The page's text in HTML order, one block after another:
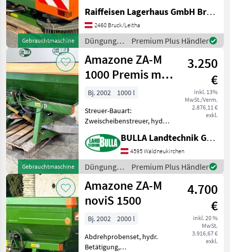
Gebrauchtmaschine
Bearbeitete Fläche in ha:
950; Behältervolumen:
2500; Arbeitsbreite: 36;
Bauart: Angebaut;
Antriebsart: Mec
Raiffeisen Lagerhaus GmbH Bruck/Leitha
2460 Bruck/Leitha
Düngung
und
Beregnung
/ Amazone
Premium Plus Händler
Gebrauchtmaschine
Amazone ZA-M
1000 Premis mit
Plane
3.250
€
inkl. 13%
MwSt./Verm.
2.876,11 €
exkl.
Bj. 2002
1000 l
Streuer-Bauart:
Zweischeibenstreuer, hydr.
Grenzstreueinrichtung
AMAZONE ZA-M 1000
Premis + Bj. 2002 +
Streuscheiben OS 10 - 18
Meter + Grenzstreuscheib
BULLA Landtechnik GmbH
4595 Waldneukirchen
Düngung
und
Beregnung
/ Amazone
Premium Plus Händler
Amazone ZA-M
noviS 1500
4.700
€
inkl. 20 %
MwSt.
3.916,67 €
exkl.
Bj. 2002
2000 l
Abdrehprobenset, hydr.
Betätigung,